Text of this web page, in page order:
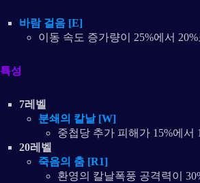
바람 걸음 [E]
이동 속도 증가량이 25%에서
특성
7레벨
분쇄의 칼날 [W]
중첩당 추가 피해가 15%에서
20레벨
죽음의 춤 [R1]
환영의 칼날폭풍 공격력이